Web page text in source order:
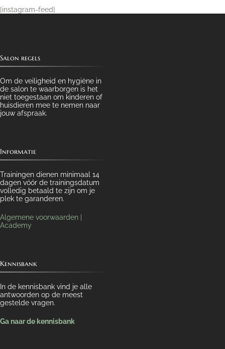
[instagram-feed]
Salon regels
Om de veiligheid en hygiëne in
de salon te waarborgen is het
niet toegestaan om kinderen of
huisdieren mee te nemen naar
jouw afspraak.
Informatie
Trainingen dienen minimaal 14
dagen vóór de trainingsdatum
volledig betaald te zijn om je
plek te garanderen.
Algemene voorwaarden |
Academy
Kennisbank
In de kennisbank vind je alle
antwoorden op de meest
gestelde vragen.
Ga naar de kennisbank